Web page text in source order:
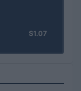
$1.07